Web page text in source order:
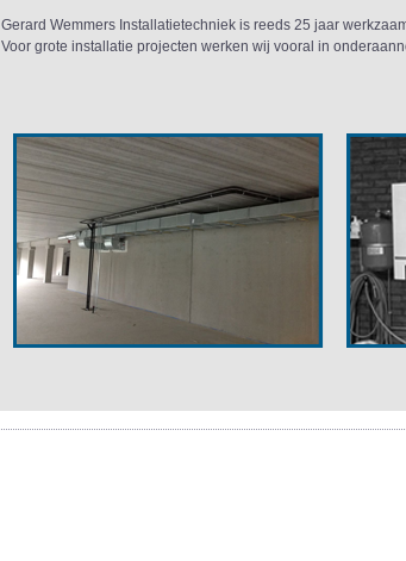
Gerard Wemmers Installatietechniek is reeds 25 jaar
Voor grote installatie projecten werken wij vooral in